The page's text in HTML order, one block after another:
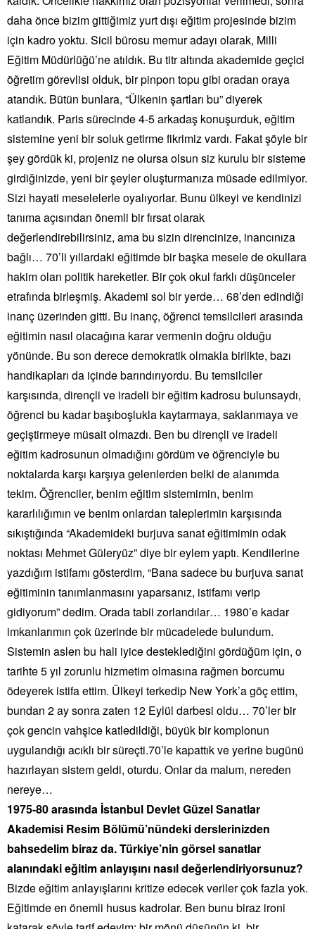
daha önce bizim gittiğimiz yurt dışı eğitim projesinde bizim
için kadro yoktu. Sicil bürosu memur adayı olarak, Milli
Eğitim Müdürlüğü’ne atıldık. Bu titr altında akademide geçici
öğretim görevlisi olduk, bir pinpon topu gibi oradan oraya
atandık. Bütün bunlara, “Ülkenin şartları bu” diyerek
katlandık. Paris sürecinde 4-5 arkadaş konuşurduk, eğitim
sistemine yeni bir soluk getirme fikrimiz vardı. Fakat şöyle bir
şey gördük ki, projeniz ne olursa olsun siz kurulu bir sisteme
girdiğinizde, yeni bir şeyler oluşturmanıza müsade edilmiyor.
Sizi hayati meselelerle oyalıyorlar. Bunu ülkeyi ve kendinizi
tanıma açısından önemli bir fırsat olarak
değerlendirebilirsiniz, ama bu sizin direncinize, inancınıza
bağlı… 70’li yıllardaki eğitimde bir başka mesele de okullara
hakim olan politik hareketler. Bir çok okul farklı düşünceler
etrafında birleşmiş. Akademi sol bir yerde… 68’den edindiği
inanç üzerinden gitti. Bu inanç, öğrenci temsilcileri arasında
eğitimin nasıl olacağına karar vermenin doğru olduğu
yönünde. Bu son derece demokratik olmakla birlikte, bazı
handikapları da içinde barındırıyordu. Bu temsilciler
karşısında, dirençli ve iradeli bir eğitim kadrosu bulunsaydı,
öğrenci bu kadar başıboşlukla kaytarmaya, saklanmaya ve
geçiştirmeye müsait olmazdı. Ben bu dirençli ve iradeli
eğitim kadrosunun olmadığını gördüm ve öğrenciyle bu
noktalarda karşı karşıya gelenlerden belki de alanımda
tekim. Öğrenciler, benim eğitim sistemimin, benim
kararlılığımın ve benim onlardan taleplerimin karşısında
sıkıştığında “Akademideki burjuva sanat eğitimimin odak
noktası Mehmet Güleryüz” diye bir eylem yaptı. Kendilerine
yazdığım istifamı gösterdim, “Bana sadece bu burjuva sanat
eğitiminin tanımlanmasını yaparsanız, istifamı verip
gidiyorum” dedim. Orada tabii zorlandılar… 1980’e kadar
imkanlarımın çok üzerinde bir mücadelede bulundum.
Sistemin aslen bu hali iyice desteklediğini gördüğüm için, o
tarihte 5 yıl zorunlu hizmetim olmasına rağmen borcumu
ödeyerek istifa ettim. Ülkeyi terkedip New York’a göç ettim,
bundan 2 ay sonra zaten 12 Eylül darbesi oldu… 70’ler bir
çok gencin vahşice katledildiği, büyük bir komplonun
uygulandığı acıklı bir süreçti.70’le kapattık ve yerine bugünü
hazırlayan sistem geldi, oturdu. Onlar da malum, nereden
nereye…
1975-80 arasında İstanbul Devlet Güzel Sanatlar
Akademisi Resim Bölümü’nündeki derslerinizden
bahsedelim biraz da. Türkiye’nin görsel sanatlar
alanındaki eğitim anlayışını nasıl değerlendiriyorsunuz?
Bizde eğitim anlayışlarını kritize edecek veriler çok fazla yok.
Eğitimde en önemli husus kadrolar. Ben bunu biraz ironi